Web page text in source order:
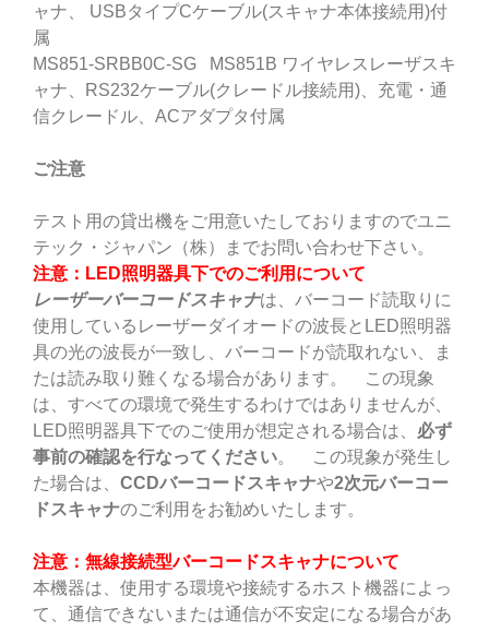
ャナ、 USBタイプCケーブル(スキャナ本体接続用)付
属
MS851-SRBB0C-SG MS851B ワイヤレスレーザスキ
ャナ、RS232ケーブル(クレードル接続用)、充電・通
信クレードル、ACアダプタ付属
ご注意
テスト用の貸出機をご用意いたしておりますのでユニ
テック・ジャパン（株）までお問い合わせ下さい。
注意：LED照明器具下でのご利用について
レーザーバーコードスキャナは、バーコード読取りに
使用しているレーザーダイオードの波長とLED照明器
具の光の波長が一致し、バーコードが読取れない、ま
たは読み取り難くなる場合があります。 この現象
は、すべての環境で発生するわけではありませんが、
LED照明器具下でのご使用が想定される場合は、 必ず
事前の確認を行なってください。 この現象が発生し
た場合は、 CCDバーコードスキャナや2次元バーコー
ドスキャナのご利用をお勧めいたします。
注意：無線接続型バーコードスキャナについて
本機器は、使用する環境や接続するホスト機器によっ
て、通信できないまたは通信が不安定になる場合があ